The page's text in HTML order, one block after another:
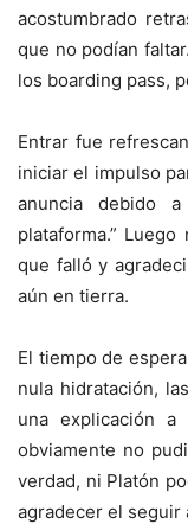
acostumbrado
que no podían
los boarding pass,
Entrar fue
iniciar el impulso
anuncia debido
plataforma.”
que falló y
aún en tierra.
El tiempo de
nula hidratación,
una explicación
obviamente no
verdad, ni Platón
agradecer el seguir